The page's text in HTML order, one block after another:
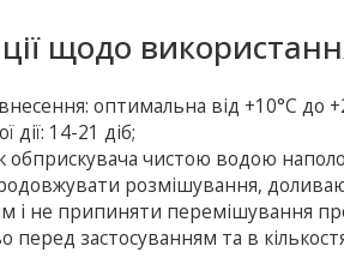
щодо
оптимальна від +10°С до
дії: 14-21 діб;
обприскувача чистою водою
розмішування,
і не припиняти перемішування
перед застосуванням та в